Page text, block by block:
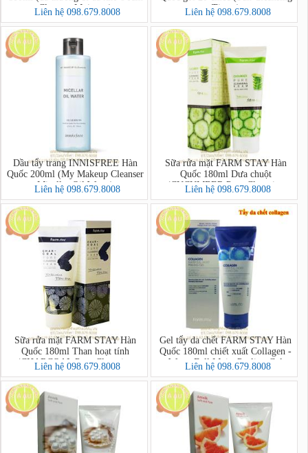
Cleanser Moisture)
Liên hệ 098.679.8008
Tissue)
Liên hệ 098.679.8008
Dầu tẩy trang INNISFREE Hàn
Quốc 200ml (My Makeup Cleanser
Micellar Oil Water)
Liên hệ 098.679.8008
Sữa rửa mặt FARM STAY Hàn
Quốc 180ml Dưa chuột
(CUCUMBER Pure Cleansing
Foam)
Liên hệ 098.679.8008
Sữa rửa mặt FARM STAY Hàn
Quốc 180ml Than hoạt tính
(CHARCOAL Pure Cleansing
Liên hệ 098.679.8008
Gel tẩy da chết FARM STAY Hàn
Quốc 180ml chiết xuất Collagen -
Water Full Moist Peeling Gel
Liên hệ 098.679.8008